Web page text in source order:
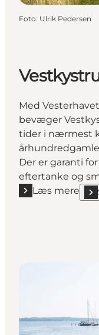
Foto: Ulrik Pedersen
Med
bevæger
tider i nærmest
Der er garanti
eftertanke og
Læs mere
Læs mere